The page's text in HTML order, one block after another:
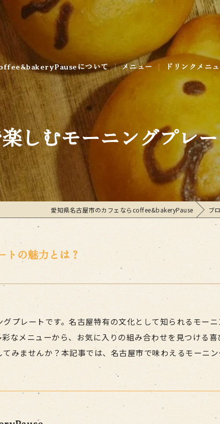
について
ャラリー
メニュー ドリンクメニ
しむモーニングプレ
愛知県名古屋市のカフェならcoffee&bakeryPause ブ
トの魅力とは？
プレートです。名古屋特有の文化として知られるモー
なメニューから、お気に入りの組み合わせを見つける
みませんか？本記事では、名古屋市で味わえるモーニン